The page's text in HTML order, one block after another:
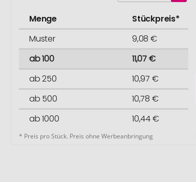
Menge
Stückpreis*
Muster
9,08 €
ab 100
11,07 €
ab 250
10,97 €
ab 500
10,78 €
ab 1000
10,44 €
* Preis pro Stück. Preis ohne Werbeanbringung